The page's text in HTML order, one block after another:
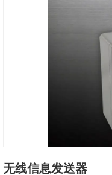
无线信息发送器